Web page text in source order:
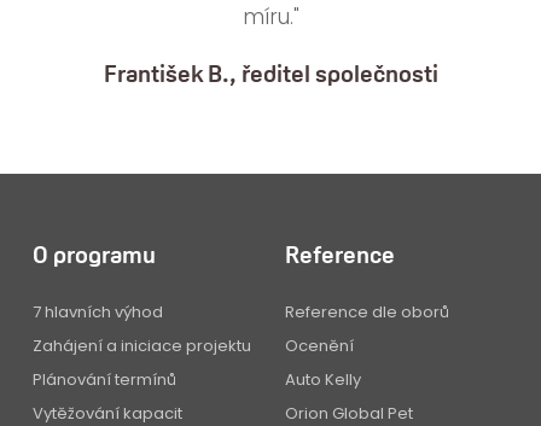
míru."
František B., ředitel společnosti
O programu
7 hlavních výhod
Zahájení a iniciace projektu
Plánování termínů
Vytěžování kapacit
Reference
Reference dle oborů
Ocenění
Auto Kelly
Orion Global Pet